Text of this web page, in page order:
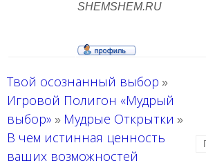
SHEMSHEM.RU
Твой осознанный выбор »
Игровой Полигон «Мудрый
выбор» » Мудрые Открытки »
В чем истинная ценность
ваших возможностей